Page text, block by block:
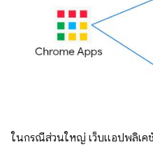
ในกรณีส่วนใหญ่ เว็บแอปพลิเค